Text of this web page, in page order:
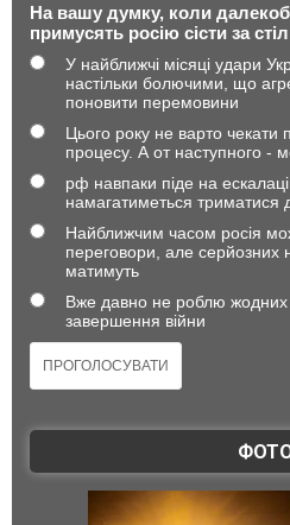
На вашу думку, коли
примусять росію сісти за
У найближчі місяці удари
настільки болючими, що
поновити перемовини
Цього року не варто чекати
процесу. А от наступного -
рф навпаки піде на
намагатиметься триматися
Найближчим часом росія
переговори, але серйозних
матимуть
Вже давно не роблю жодних
завершення війни